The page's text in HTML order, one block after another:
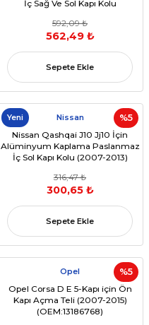
İç Sağ Ve Sol Kapı Kolu
80671JD00E)
592,09 ₺
562,49 ₺
Sepete Ekle
%5
Yeni Nissan
Nissan Qashqai J10 Jj10 İçin
Alüminyum Kaplama Paslanmaz
İç Sol Kapı Kolu (2007-2013)
80671JD00E)
316,47 ₺
300,65 ₺
Sepete Ekle
%5
Opel
Opel Corsa D E 5-Kapı için Ön
Kapı Açma Teli (2007-2015)
(OEM:13186768)